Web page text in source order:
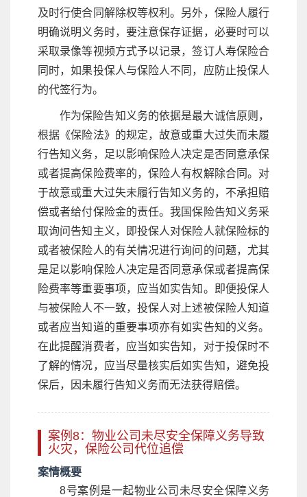
及时行使合同解除权等权利。另外，保险人履行
明确说明义务时，要注意保存证据，必要时可以
采取录像等视频方式予以记录，签订人寿保险合
同时，如果投保人与保险人不同，应防止投保人
的代签行为。
作为保险告知义务的依据是最大诚信原则，
根据《保险法》的规定，故意或重大过失而未履
行告知义务，足以影响保险人决定是否同意承保
或者提高保险费率的，保险人有权解除合同。对
于故意或重大过失未履行告知义务的，不承担赔
偿或者给付保险金的责任。我国保险告知义务采
取询问告知主义，即投保人对保险人就保险标的
或者被保险人的有关情况进行询问的问题，尤其
是足以影响保险人决定是否同意承保或者提高保
险费率等重要事项，应当如实告知。即便投保人
与被保险人不一致，投保人对上述被保险人知道
或者应当知道的重要事项亦有如实告知的义务。
在此提醒消费者，应当如实告知，对于投保时不
了解的情况，应当尽量核实后如实告知，避免投
保后，因未履行告知义务而无法获得赔偿。
案例8：物业公司未尽安全保障义务导致
火灾，保险公司代位追偿
案情概要
8号案例是一起物业公司未尽安全保障义务